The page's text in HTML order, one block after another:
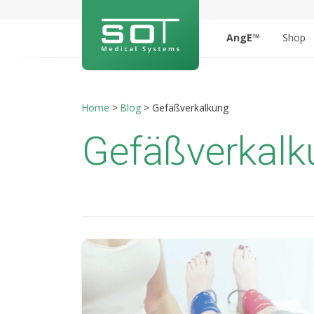
AngE™ Shop
Home > Blog > Gefäßverkalkung